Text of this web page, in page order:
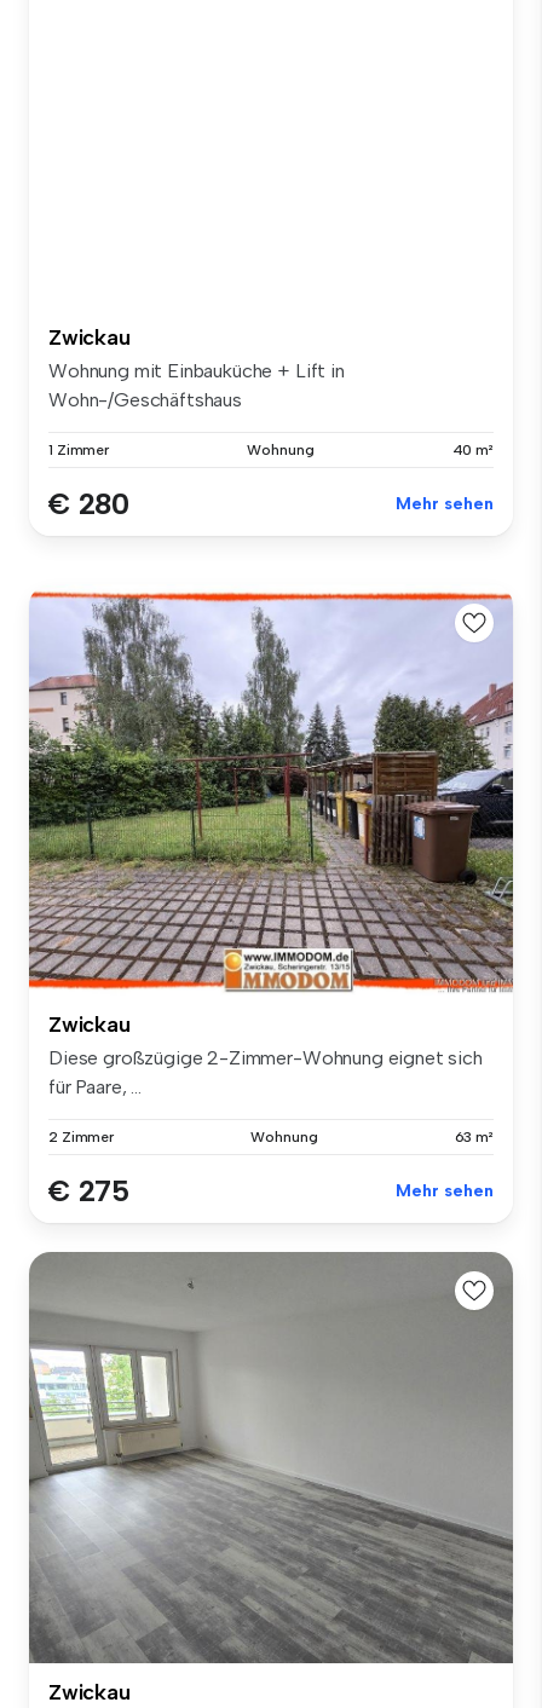
Zwickau
Wohnung mit Einbauküche + Lift in
Wohn-/Geschäftshaus
1 Zimmer Wohnung 40 m²
€ 280 Mehr sehen
Zwickau
Diese großzügige 2-Zimmer-Wohnung eignet sich
für Paare, ...
2 Zimmer Wohnung 63 m²
€ 275 Mehr sehen
Zwickau